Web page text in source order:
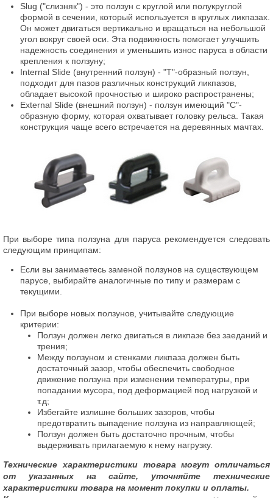
Slug ("слизняк") - это ползун с круглой или полукруглой
формой в сечении, который используется в круглых ликпазах.
Он может двигаться вертикально и вращаться на небольшой
угол вокруг своей оси. Эта подвижность помогает улучшить
надежность соединения и уменьшить износ паруса в области
крепления к ползуну;
Internal Slide (внутренний ползун) - "Т"-образный ползун,
подходит для пазов различных конструкций ликпазов,
обладает высокой прочностью и широко распространены;
External Slide (внешний ползун) - ползун имеющий "С"-
образную форму, которая охватывает головку рельса. Такая
конструкция чаще всего встречается на деревянных мачтах.
При выборе типа ползуна для паруса рекомендуется следовать
следующим принципам:
Если вы занимаетесь заменой ползунов на существующем
парусе, выбирайте аналогичные по типу и размерам с
текущими.
При выборе новых ползунов, учитывайте следующие
критерии:
Ползун должен легко двигаться в ликпазе без заеданий и
трения;
Между ползуном и стенками ликпаза должен быть
достаточный зазор, чтобы обеспечить свободное
движение ползуна при изменении температуры, при
попадании мусора, под деформацией под нагрузкой и
т.д;
Избегайте излишне больших зазоров, чтобы
предотвратить выпадение ползуна из направляющей;
Ползун должен быть достаточно прочным, чтобы
выдерживать прилагаемую к нему нагрузку.
Технические характеристики товара могут отличаться
от указанных на сайте, уточняйте технические
характеристики товара на момент покупки и оплаты.